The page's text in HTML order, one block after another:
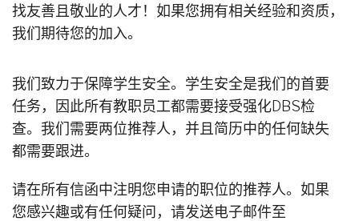
找友善且敬业的人才！如果您拥有相关经验和资质，
我们期待您的加入。
我们致力于保障学生安全。学生安全是我们的首要
任务，因此所有教职员工都需要接受强化DBS检
查。我们需要两位推荐人，并且简历中的任何缺失
都需要跟进。
请在所有信函中注明您申请的职位的推荐人。如果
您感兴趣或有任何疑问，请发送电子邮件至